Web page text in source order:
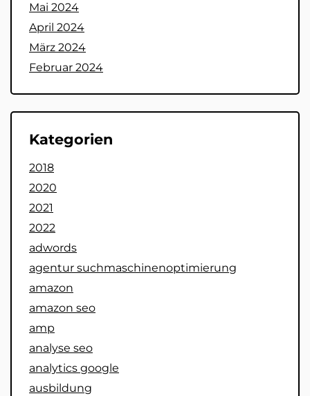
Mai 2024
April 2024
März 2024
Februar 2024
Kategorien
2018
2020
2021
2022
adwords
agentur suchmaschinenoptimierung
amazon
amazon seo
amp
analyse seo
analytics google
ausbildung